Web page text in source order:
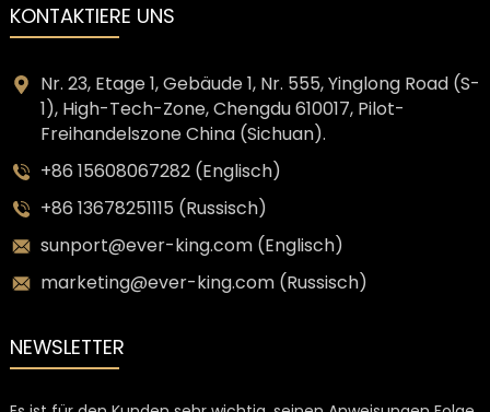
KONTAKTIERE UNS
Nr. 23, Etage 1, Gebäude 1, Nr. 555, Yinglong Road (S-
1), High-Tech-Zone, Chengdu 610017, Pilot-
Freihandelszone China (Sichuan).
+86 15608067282 (Englisch)
+86 13678251115 (Russisch)
sunport@ever-king.com (Englisch)
marketing@ever-king.com (Russisch)
NEWSLETTER